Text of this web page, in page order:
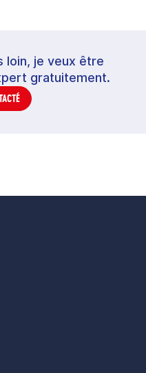
loin, je veux être
gratuitement.